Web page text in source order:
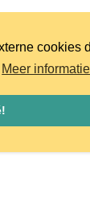
cookies
Meer informatie
de